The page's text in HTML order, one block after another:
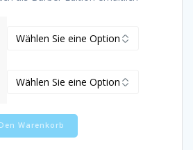
Warenkorb